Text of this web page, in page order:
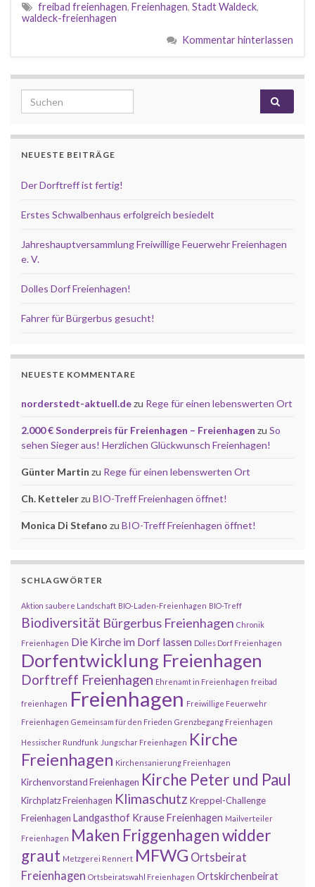
freibad freienhagen, Freienhagen, Stadt Waldeck,
waldeck-freienhagen
Kommentar hinterlassen
Search for:
NEUESTE BEITRÄGE
Der Dorftreff ist fertig!
Erstes Schwalbenhaus erfolgreich besiedelt
Jahreshauptversammlung Freiwillige Feuerwehr Freienhagen
e. V.
Dolles Dorf Freienhagen!
Fahrer für Bürgerbus gesucht!
NEUESTE KOMMENTARE
norderstedt-aktuell.dezu Rege für einen lebenswerten Ort
2.000 € Sonderpreis für Freienhagen – Freienhagen zu So
sehen Sieger aus! Herzlichen Glückwunsch Freienhagen!
Günter Martin zu Rege für einen lebenswerten Ort
Ch. Kettelerzu BIO-Treff Freienhagen öffnet!
Monica Di Stefano zu BIO-Treff Freienhagen öffnet!
SCHLAGWÖRTER
Aktion saubere Landschaft BIO-Laden-Freienhagen BIO-Treff
Biodiversität Bürgerbus Freienhagen Chronik
Freienhagen Die Kirche im Dorf lassen Dolles Dorf Freienhagen
Dorfentwicklung Freienhagen
Dorftreff Freienhagen Ehrenamt in Freienhagen freibad
freienhagen Freienhagen Freiwillige Feuerwehr
Freienhagen Gemeinsam für den Frieden Grenzbegang Freienhagen
Hessischer Rundfunk Jungschar Freienhagen Kirche
Freienhagen Kirchensanierung Freienhagen
Kirchenvorstand Freienhagen Kirche Peter und Paul
Kirchplatz Freienhagen Klimaschutz Kreppel-Challenge
Freienhagen Landgasthof Krause Freienhagen Mailverteiler
Freienhagen Maken Friggenhagen widder
graut Metzgerei Rennert MFWG Ortsbeirat
Freienhagen Ortsbeiratswahl Freienhagen Ortskirchenbeirat